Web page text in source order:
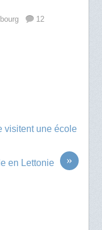
12
visitent une école
»
en Lettonie